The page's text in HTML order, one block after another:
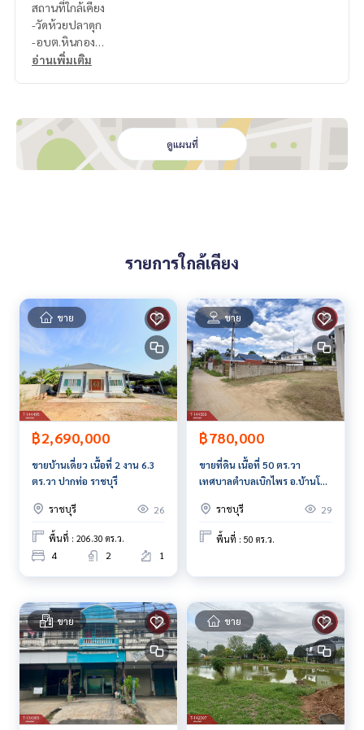
สถานที่ใกล้เคียง
-วัดห้วยปลาดุก
-อบต.หินกอง
-โรงเรียนวัดห้วยปลาดุก
ลิงค์แผนที่ :
https://maps.google.com/?q=13.54535628,99.
73129353
สนใจสอบถามข้อมูลเพิ่มเติม หรือ นัดชมบ้านได้ที่
Line ID : nisa3108
Tel : 0911206024
บอย (รหัสตัวแทน 2726-1)
Line ID :0911206024
Callcenter :02-047-4282
สนใจดูทรัพย์อื่นๆ เพิ่มเติม มากกว่า 3,000 รายการ
www.tb.co.th
ทนอสังหาริมทรัพย์ครบวงจร ด้วยความเป็นมืออาชีพ ใช้เทคโนโล
ยี และ นวัตกรรมที่สร้างสรรค์ เพื่อส่งมอบบริการที่ดีที่สุดเพื่อคุณ ใ
ห้บริการด้าน ซื้อ ขาย เช่า อสังหาริมทรัพย์
อ่านเพิ่มเติม
ดูแผนที่
รายการใกล้เคียง
ขาย
฿2,690,000
ขายบ้านเดี่ยว เนื้อที่ 2 งาน 6.3
ตร.วา ปากท่อ ราชบุรี
ราชบุรี 26
พื้นที่ : 206.30 ตร.ว.
4 2 1
ขาย
฿780,000
ขายที่ดิน เนื้อที่ 50 ตร.วา
เทศบาลตำบลเบิกไพร อ.บ้านโป่ง
ราชบุรี
29
พื้นที่ : 50 ตร.ว.
ขาย ขาย